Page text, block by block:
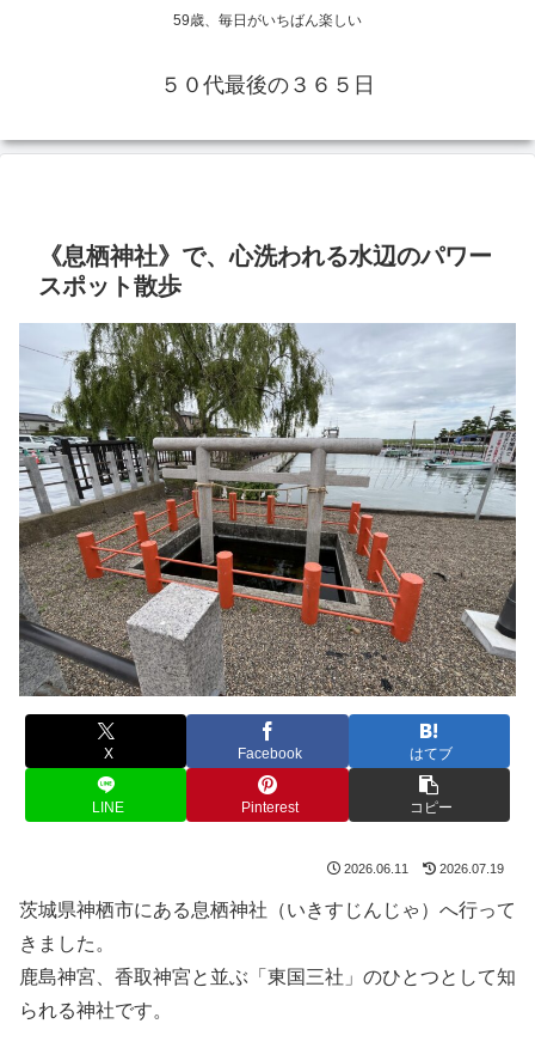
59歳、毎日がいちばん楽しい
５０代最後の３６５日
《息栖神社》で、心洗われる水辺のパワー
スポット散歩
X Facebook はてブ
LINE Pinterest コピー
2026.06.11 2026.07.19
茨城県神栖市にある息栖神社（いきすじんじゃ）へ行って
きました。
鹿島神宮、香取神宮と並ぶ「東国三社」のひとつとして知
られる神社です。